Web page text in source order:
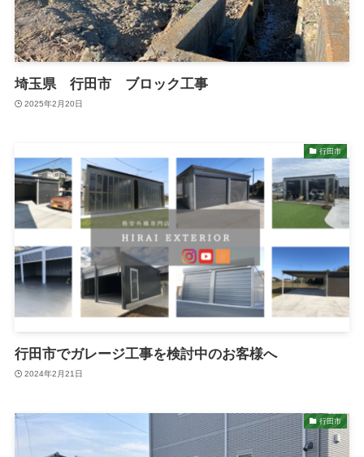
埼玉県 行田市 ブロック工事
2025年2月20日
行田市
行田市でガレージ工事を検討中のお客様へ
2024年2月21日
行田市